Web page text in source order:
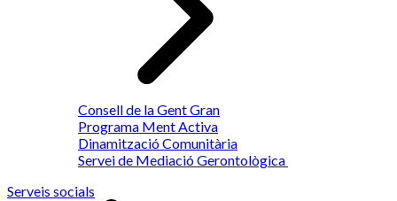
Consell de la Gent Gran
Programa Ment Activa
Dinamització Comunitària
Servei de Mediació Gerontològica
Serveis socials